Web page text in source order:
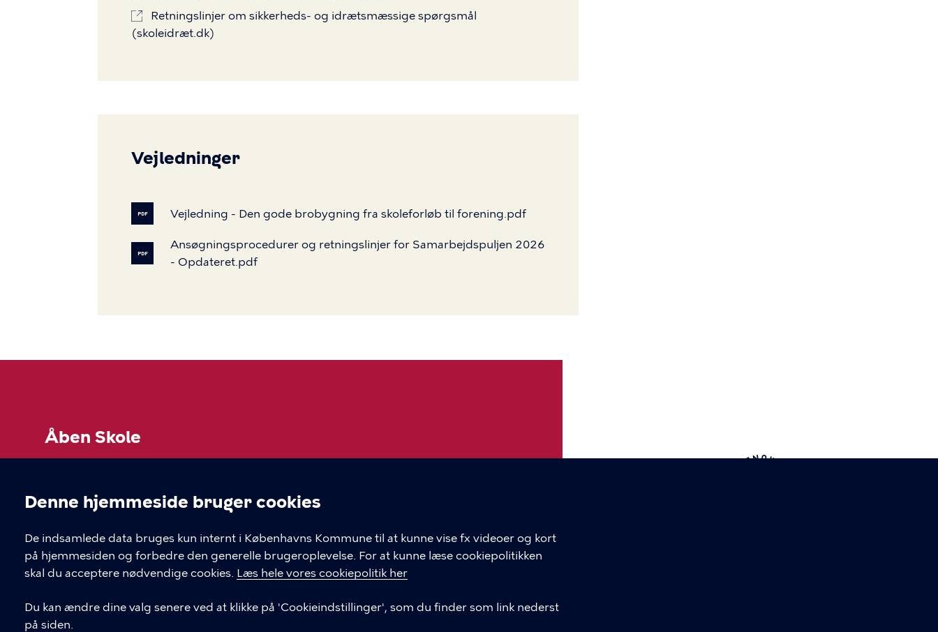
Cookieindstillinger
Denne hjemmeside bruger cookies
De indsamlede data bruges kun internt i Københavns Kommune til at kunne vise fx videoer og kort
på hjemmesiden og forbedre den generelle brugeroplevelse. For at kunne læse cookiepolitikken
skal du acceptere nødvendige cookies. Læs hele vores cookiepolitik her
Du kan ændre dine valg senere ved at klikke på 'Cookieindstillinger', som du finder som link nederst
på siden.
Retningslinjer om sikkerheds- og idrætsmæssige spørgsmål
(skoleidræt.dk)
Vejledninger
PDF Vejledning - Den gode brobygning fra skoleforløb til forening.pdf
PDF
Ansøgningsprocedurer og retningslinjer for Samarbejdspuljen 2026
- Opdateret.pdf
Åben Skole
Børne- og ungdomsforvaltningen Login som leverandør